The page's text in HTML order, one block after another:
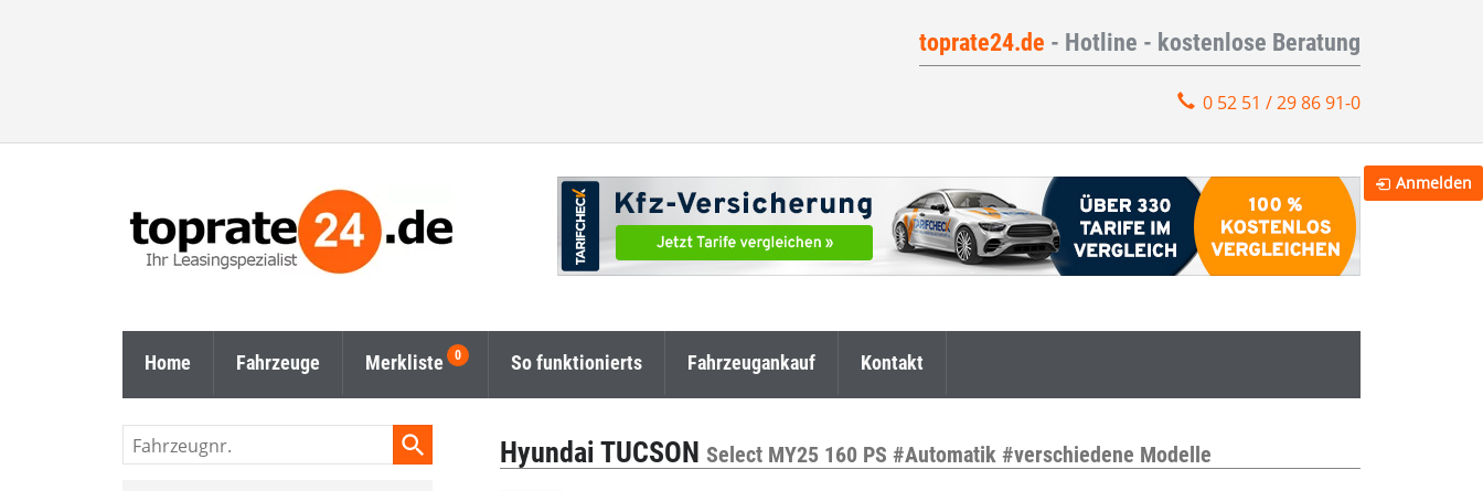
toprate24.de - Hotline - kostenlose Beratung
0 52 51 / 29 86 91-0
Home Fahrzeuge Merkliste So funktionierts Fahrzeugankauf Kontakt
Hyundai TUCSON Select MY25 160 PS #Automatik #verschiedene Modelle
Fahrzeugnr.
Anmelden